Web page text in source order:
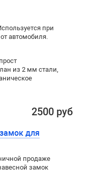
при
автомобиля.
из 2 мм стали,
2500 руб
для
продаже
замок